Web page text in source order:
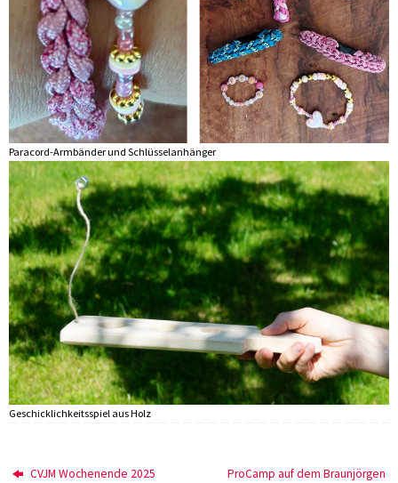
Paracord-Armbänder und Schlüsselanhänger
Geschicklichkeitsspiel aus Holz
CVJM Wochenende 2025 ProCamp auf dem Braunjörgen